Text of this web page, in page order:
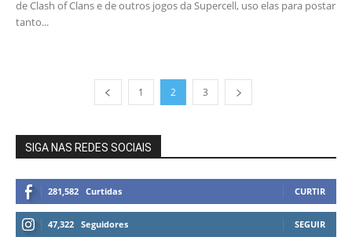
de Clash of Clans e de outros jogos da Supercell, uso elas para postar
tanto...
1 2 3
SIGA NAS REDES SOCIAIS
281,582 Curtidas CURTIR
47,322 Seguidores SEGUIR